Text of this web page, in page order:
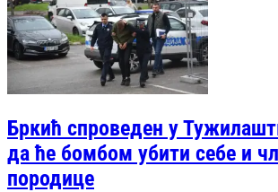
Бркић спроведен у
да ће бомбом убити себе и
породице